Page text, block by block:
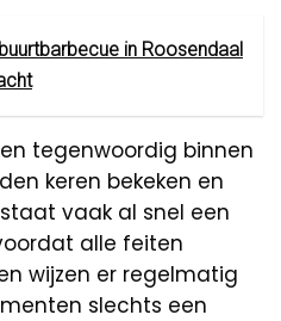
in Roosendaal
tegenwoordig binnen
keren bekeken en
vaak al snel een
alle feiten
wijzen er regelmatig
slechts een